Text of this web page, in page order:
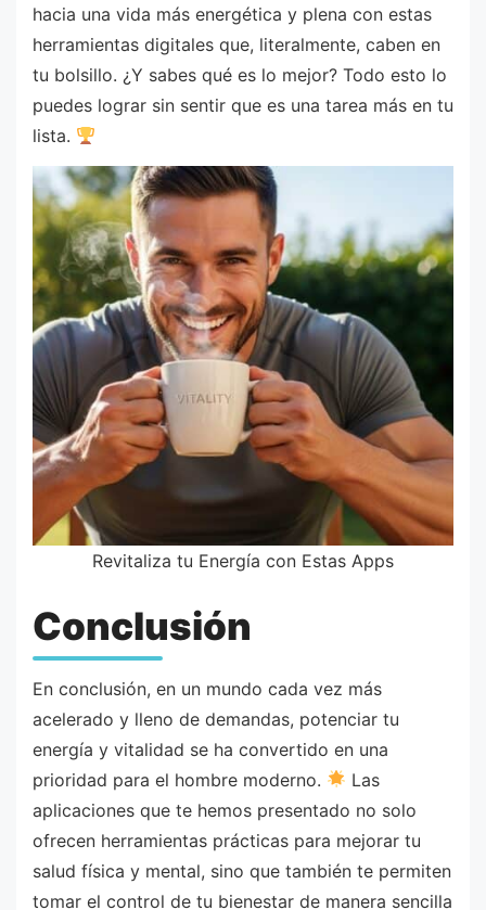
hacia una vida más energética y plena con estas
herramientas digitales que, literalmente, caben en
tu bolsillo. ¿Y sabes qué es lo mejor? Todo esto lo
puedes lograr sin sentir que es una tarea más en tu
lista.
Revitaliza tu Energía con Estas Apps
Conclusión
En conclusión, en un mundo cada vez más
acelerado y lleno de demandas, potenciar tu
energía y vitalidad se ha convertido en una
prioridad para el hombre moderno.
Las
aplicaciones que te hemos presentado no solo
ofrecen herramientas prácticas para mejorar tu
salud física y mental, sino que también te permiten
tomar el control de tu bienestar de manera sencilla